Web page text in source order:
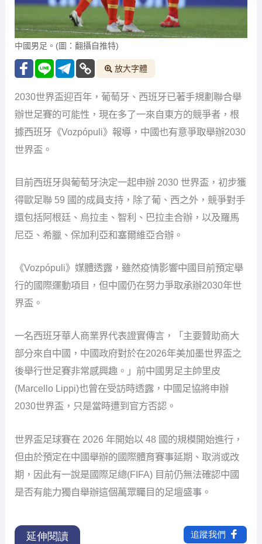
中國男足。(圖：翻攝自推特)
放大字體
2030世界盃迎百年，葡萄牙、西班牙已著手規劃聯合舉
辦世足賽的可能性，現在多了一來自東方的競爭者，根
據西班牙《Vozpópuli》報導，中國也有意爭取舉辦2030
世界盃。
目前西班牙與葡萄牙決定一起申辦 2030 世界盃，初步獲
得歐足聯 59 國的成員支持，除了葡、西之外，競爭對手
還包括阿根廷、烏拉圭、智利、巴拉圭合辦，以及羅馬
尼亞、希臘、保加利亞和塞爾維亞合辦。
《Vozpópuli》媒體透露，雖然疫情影響中國目前預定舉
行的國際運動項目，但中國仍在努力爭取承辦2030年世
界盃。
一名西班牙華人商業界代表證實傳言，「主要贊助商大
部分來自中國，中國政府對於在2026年美加墨世界盃之
後舉行世足賽非常感興趣。」前中國男足主帥里皮
(Marcello Lippi)也曾在受訪時透露，中國足協將申辦
2030世界盃，只是當時遭到官方否認。
世界盃足球賽在 2026 年開始以 48 國的規模開始進行，
但由於預定在中國舉辦的國際體育賽事延期、取消或改
期，因此有一說是國際足總(FIFA) 目前仍無法確認中國
是否有能力獨自舉辦這個萬眾矚目的足壇盛事。